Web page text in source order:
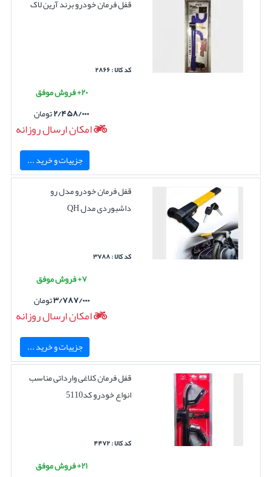
قفل فرمان خودرو برند آرین لاک
کد کالا : ۲۸۶۶
۲۰+ فروش موفق
۲/۴۵۸/۰۰۰تومان
امکان ارسال روزانه
جزییات و خرید ...
قفل فرمان خودرو مدل رو
داشبوردی مدل QH
کد کالا : ۳۷۸۸
۷+ فروش موفق
۳/۷۸۷/۰۰۰تومان
امکان ارسال روزانه
جزییات و خرید ...
قفل فرمان کلاغی وارداتی مناسب
انواع خودرو کد5110
کد کالا : ۴۴۷۲
۲۱+ فروش موفق